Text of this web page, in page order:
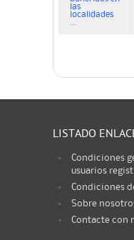
las
localidades
...
LISTADO
Condiciones
usuarios
Condiciones
Sobre
Contacte con